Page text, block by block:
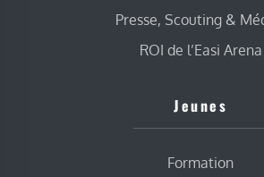
Presse, Scouting &
ROI de l’Easi Arena
Jeunes
Formation